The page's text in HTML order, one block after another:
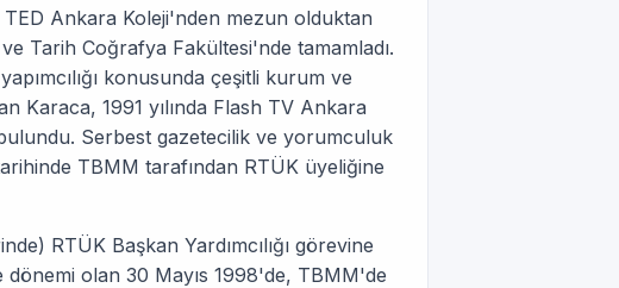
Ankara Koleji'nden mezun olduktan
Tarih Coğrafya Fakültesi'nde tamamladı.
konusunda çeşitli kurum ve
Karaca, 1991 yılında Flash TV Ankara
Serbest gazetecilik ve yorumculuk
TBMM tarafından RTÜK üyeliğine
RTÜK Başkan Yardımcılığı görevine
olan 30 Mayıs 1998'de, TBMM'de